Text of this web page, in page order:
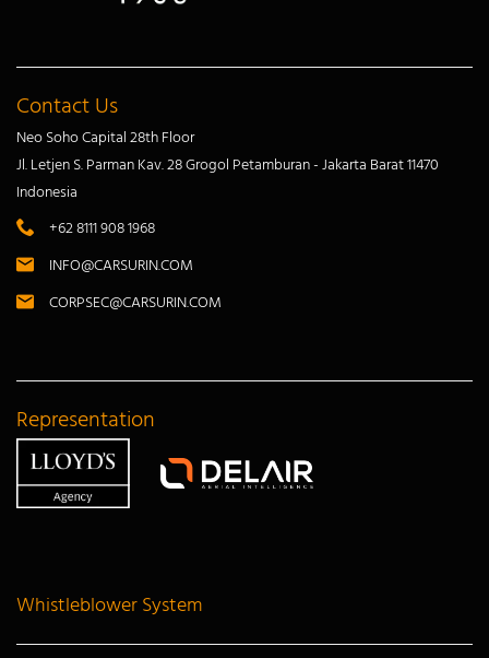
Contact Us
Neo Soho Capital 28th Floor
Jl. Letjen S. Parman Kav. 28 Grogol Petamburan - Jakarta Barat 11470
Indonesia
+62 8111 908 1968
INFO@CARSURIN.COM
CORPSEC@CARSURIN.COM
Representation
Whistleblower System